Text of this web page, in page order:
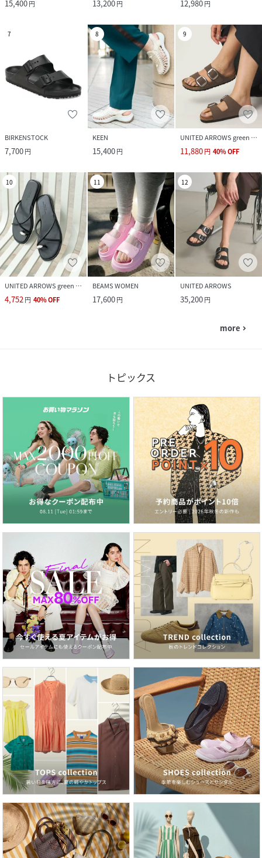
15,400円 13,200円 12,980円
7
BIRKENSTOCK
7,700円
8
KEEN
15,400円
9
UNITED ARROWS green label relaxing
11,880円 40%OFF
10
UNITED ARROWS green label relaxing
4,752円 40%OFF
11
BEAMS WOMEN
17,600円
12
UNITED ARROWS
35,200円
more navigate_next
トピックス